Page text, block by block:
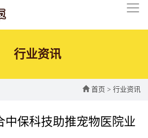
行业资讯
首页 > 行业资讯
中保科技助推宠物医院业